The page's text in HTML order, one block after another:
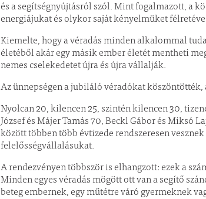
és a segítségnyújtásról szól. Mint fogalmazott, a
energiájukat és olykor saját kényelmüket
Kiemelte, hogy a véradás minden alkalommal
életéből akár egy másik ember életét mentheti
nemes cselekedetet újra és újra vállalják.
Az ünnepségen a jubiláló véradókat köszöntötték,
Nyolcan 20, kilencen 25, szintén kilencen 30,
József és Májer Tamás 70, Beckl Gábor és
között többen több évtizede rendszeresen
felelősségvállalásukat.
A rendezvényen többször is elhangzott: ezek a
Minden egyes véradás mögött ott van a segítő
beteg embernek, egy műtétre váró gyermeknek